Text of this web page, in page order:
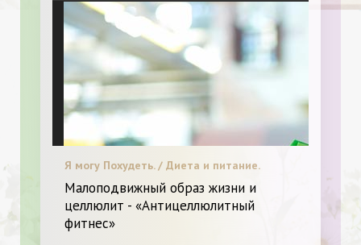
Я могу Похудеть. / Диета и питание.
Малоподвижный образ жизни и
целлюлит - «Антицеллюлитный
фитнес»